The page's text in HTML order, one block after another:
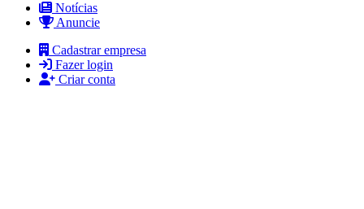
Notícias
Anuncie
Cadastrar empresa
Fazer login
Criar conta